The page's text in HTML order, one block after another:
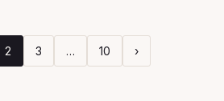
2 3 … 10 ›